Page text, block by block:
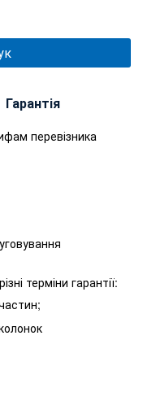
Гарантія
перевізника
терміни гарантії: